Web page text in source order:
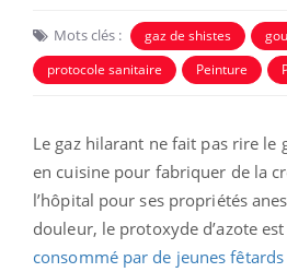
Mots clés : gaz de shistes
protocole sanitaire
Peinture
Le gaz hilarant ne fait pas rire le
en cuisine pour fabriquer de la
l’hôpital pour ses propriétés
douleur, le protoxyde d’azote est
consommé par de jeunes fêtards